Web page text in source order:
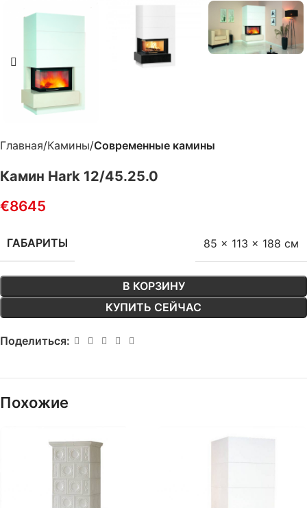
Главная Камины Современные камины
Камин Hark 12/45.25.0
€8645
ГАБАРИТЫ 85 × 113 × 188 см
В КОРЗИНУ
КУПИТЬ СЕЙЧАС
Поделиться:
Похожие